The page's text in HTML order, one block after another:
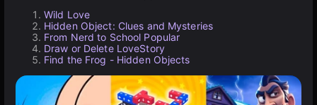
Wild Love
Hidden Object: Clues and Mysteries
From Nerd to School Popular
Draw or Delete LoveStory
Find the Frog - Hidden Objects